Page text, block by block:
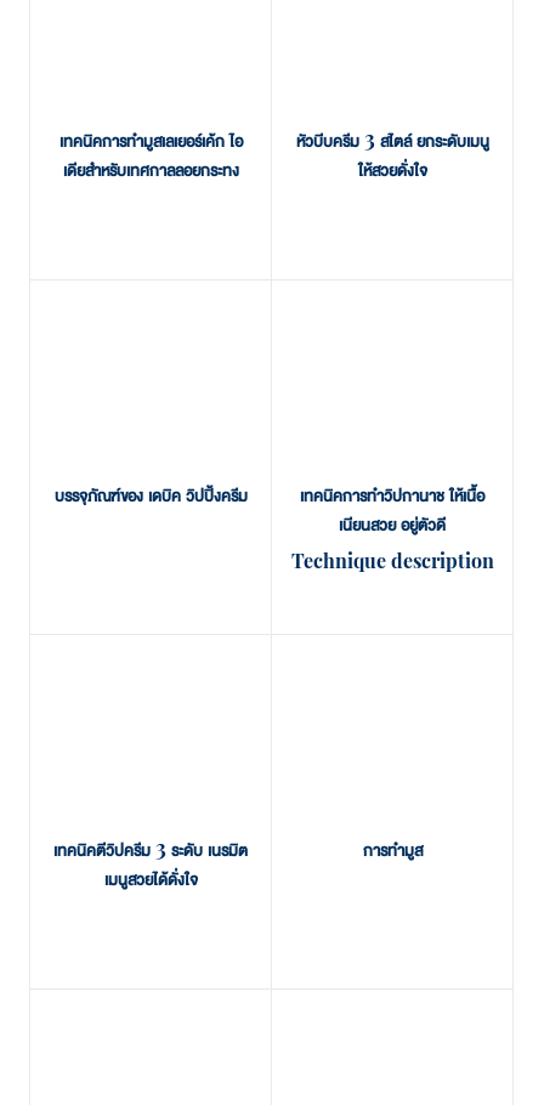
เทคนิคการทำมูสเลเยอร์เค้ก ไอ
เดียสำหรับเทศกาลลอยกระทง
หัวบีบครีม 3 สไตล์ ยกระดับเมนู
ให้สวยดั่งใจ
บรรจุภัณฑ์ของ เดบิค วิปปิ้งครีม
เทคนิคการทำวิปกานาช ให้เนื้อ
เนียนสวย อยู่ตัวดี
Technique description
เทคนิคตีวิปครีม 3 ระดับ เนรมิต
เมนูสวยได้ดั่งใจ
การทำมูส